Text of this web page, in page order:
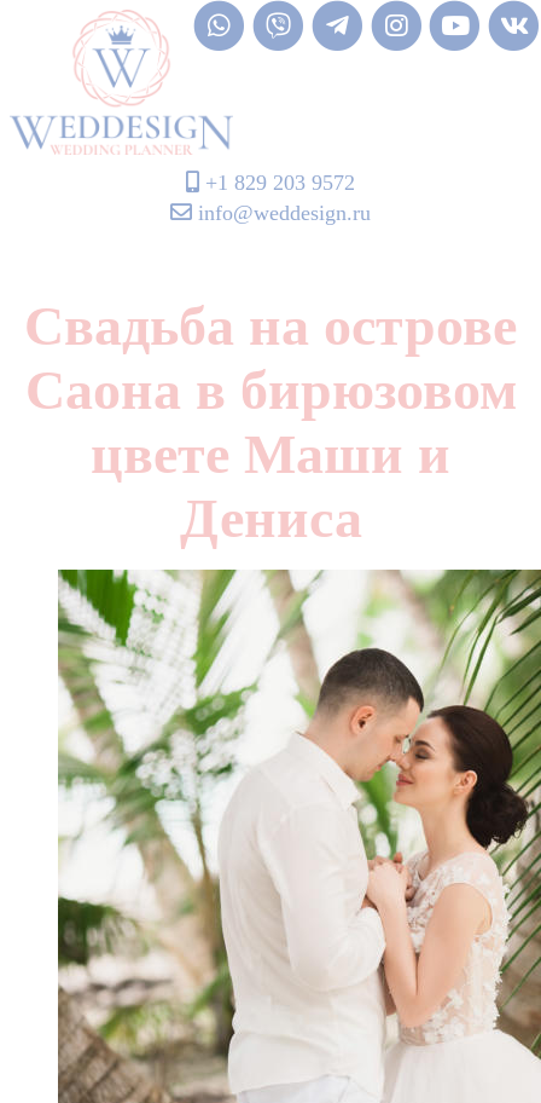
+1 829 203 9572
info@weddesign.ru
Свадьба на острове
Саона в бирюзовом
цвете Маши и
Дениса